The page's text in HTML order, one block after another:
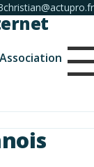
christian@actupro.fr
Association